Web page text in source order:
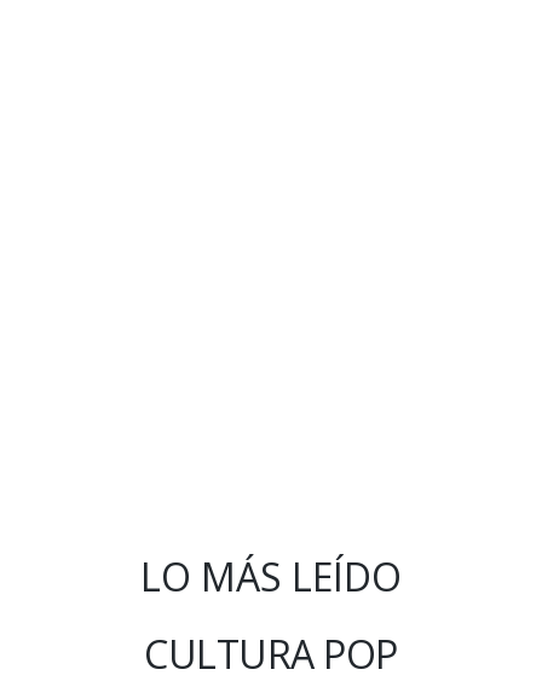
LO MÁS LEÍDO
CULTURA POP